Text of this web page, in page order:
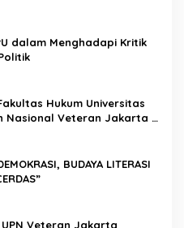
dalam Menghadapi Kritik
Hukum Universitas
Nasional Veteran Jakarta
dan
BUDAYA LITERASI
UPN Veteran Jakarta